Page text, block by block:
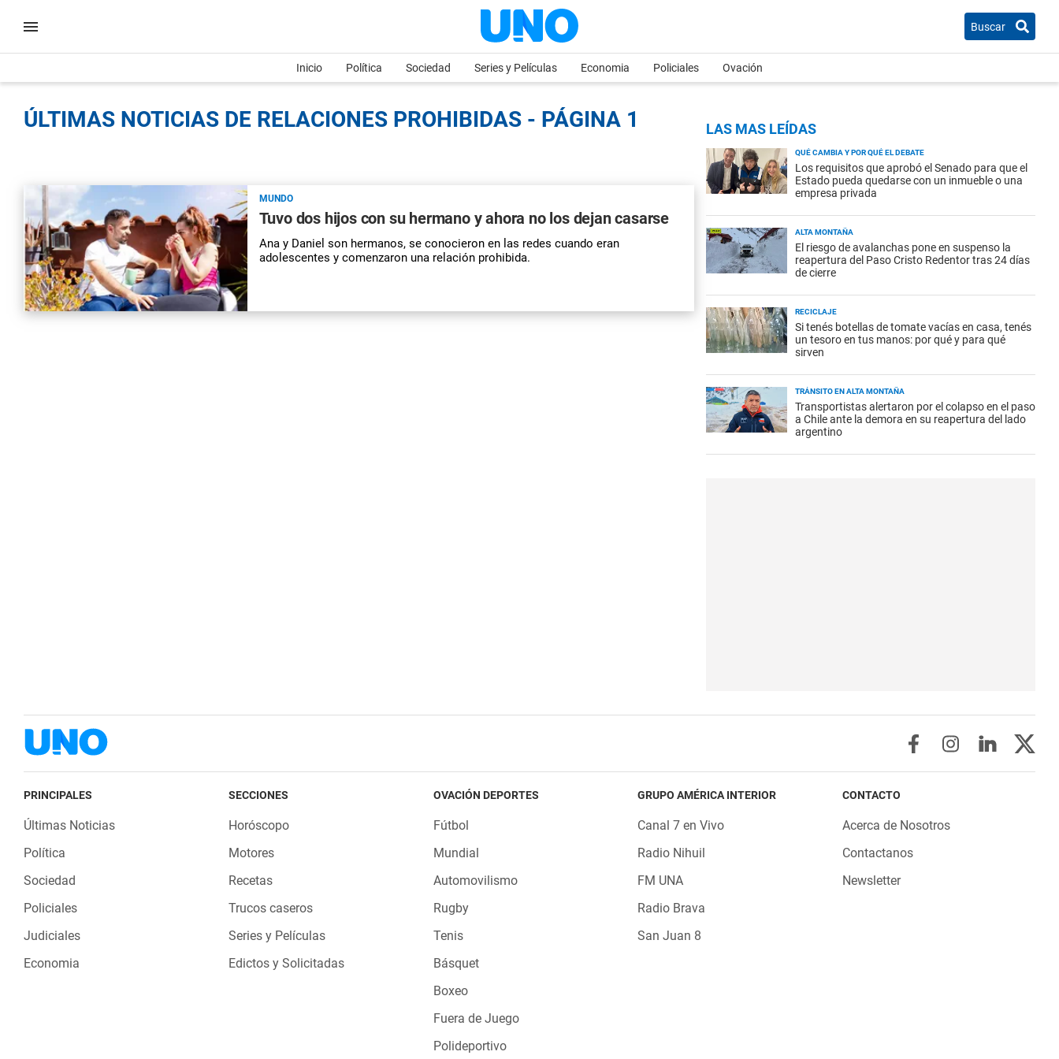
Buscar
Inicio Política Sociedad Series y Películas Economia Policiales Ovación
ÚLTIMAS NOTICIAS DE RELACIONES PROHIBIDAS - PÁGINA 1
MUNDO
Tuvo dos hijos con su hermano y ahora no los dejan casarse
Ana y Daniel son hermanos, se conocieron en las redes cuando eran
adolescentes y comenzaron una relación prohibida.
LAS MAS LEÍDAS
QUÉ CAMBIA Y POR QUÉ EL DEBATE
Los requisitos que aprobó el Senado para que el
Estado pueda quedarse con un inmueble o una
empresa privada
ALTA MONTAÑA
El riesgo de avalanchas pone en suspenso la
reapertura del Paso Cristo Redentor tras 24 días
de cierre
RECICLAJE
Si tenés botellas de tomate vacías en casa, tenés
un tesoro en tus manos: por qué y para qué
sirven
TRÁNSITO EN ALTA MONTAÑA
Transportistas alertaron por el colapso en el paso
a Chile ante la demora en su reapertura del lado
argentino
PRINCIPALES
Últimas Noticias
Política
Sociedad
Policiales
Judiciales
Economia
SECCIONES
Horóscopo
Motores
Recetas
Trucos caseros
Series y Películas
Edictos y Solicitadas
OVACIÓN DEPORTES
Fútbol
Mundial
Automovilismo
Rugby
Tenis
Básquet
Boxeo
Fuera de Juego
Polideportivo
GRUPO AMÉRICA INTERIOR
Canal 7 en Vivo
Radio Nihuil
FM UNA
Radio Brava
San Juan 8
CONTACTO
Acerca de Nosotros
Contactanos
Newsletter